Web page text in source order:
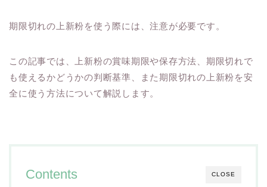
期限切れの上新粉を使う際には、注意が必要です。
この記事では、上新粉の賞味期限や保存方法、期限切れで
も使えるかどうかの判断基準、また期限切れの上新粉を安
全に使う方法について解説します。
CLOSE
Contents